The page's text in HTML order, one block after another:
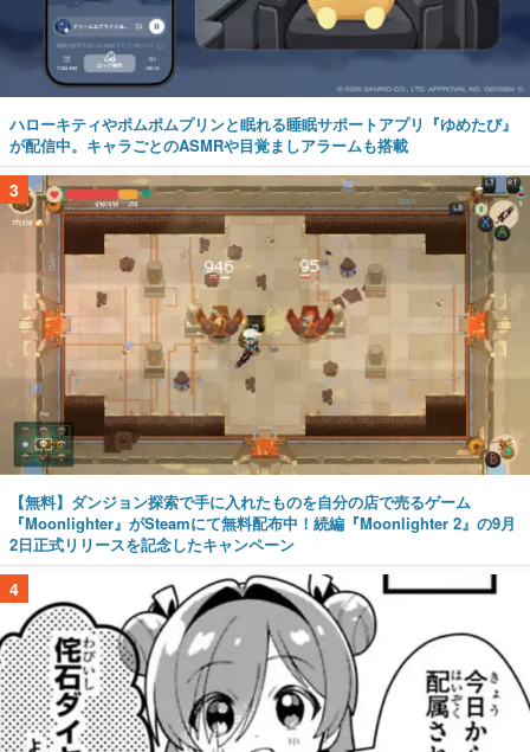
ハローキティやポムポムプリンと眠れる睡眠サポートアプリ『ゆめたび』
が配信中。キャラごとのASMRや目覚ましアラームも搭載
3
【無料】ダンジョン探索で手に入れたものを自分の店で売るゲーム
『Moonlighter』がSteamにて無料配布中！続編『Moonlighter 2』の9月
2日正式リリースを記念したキャンペーン
4